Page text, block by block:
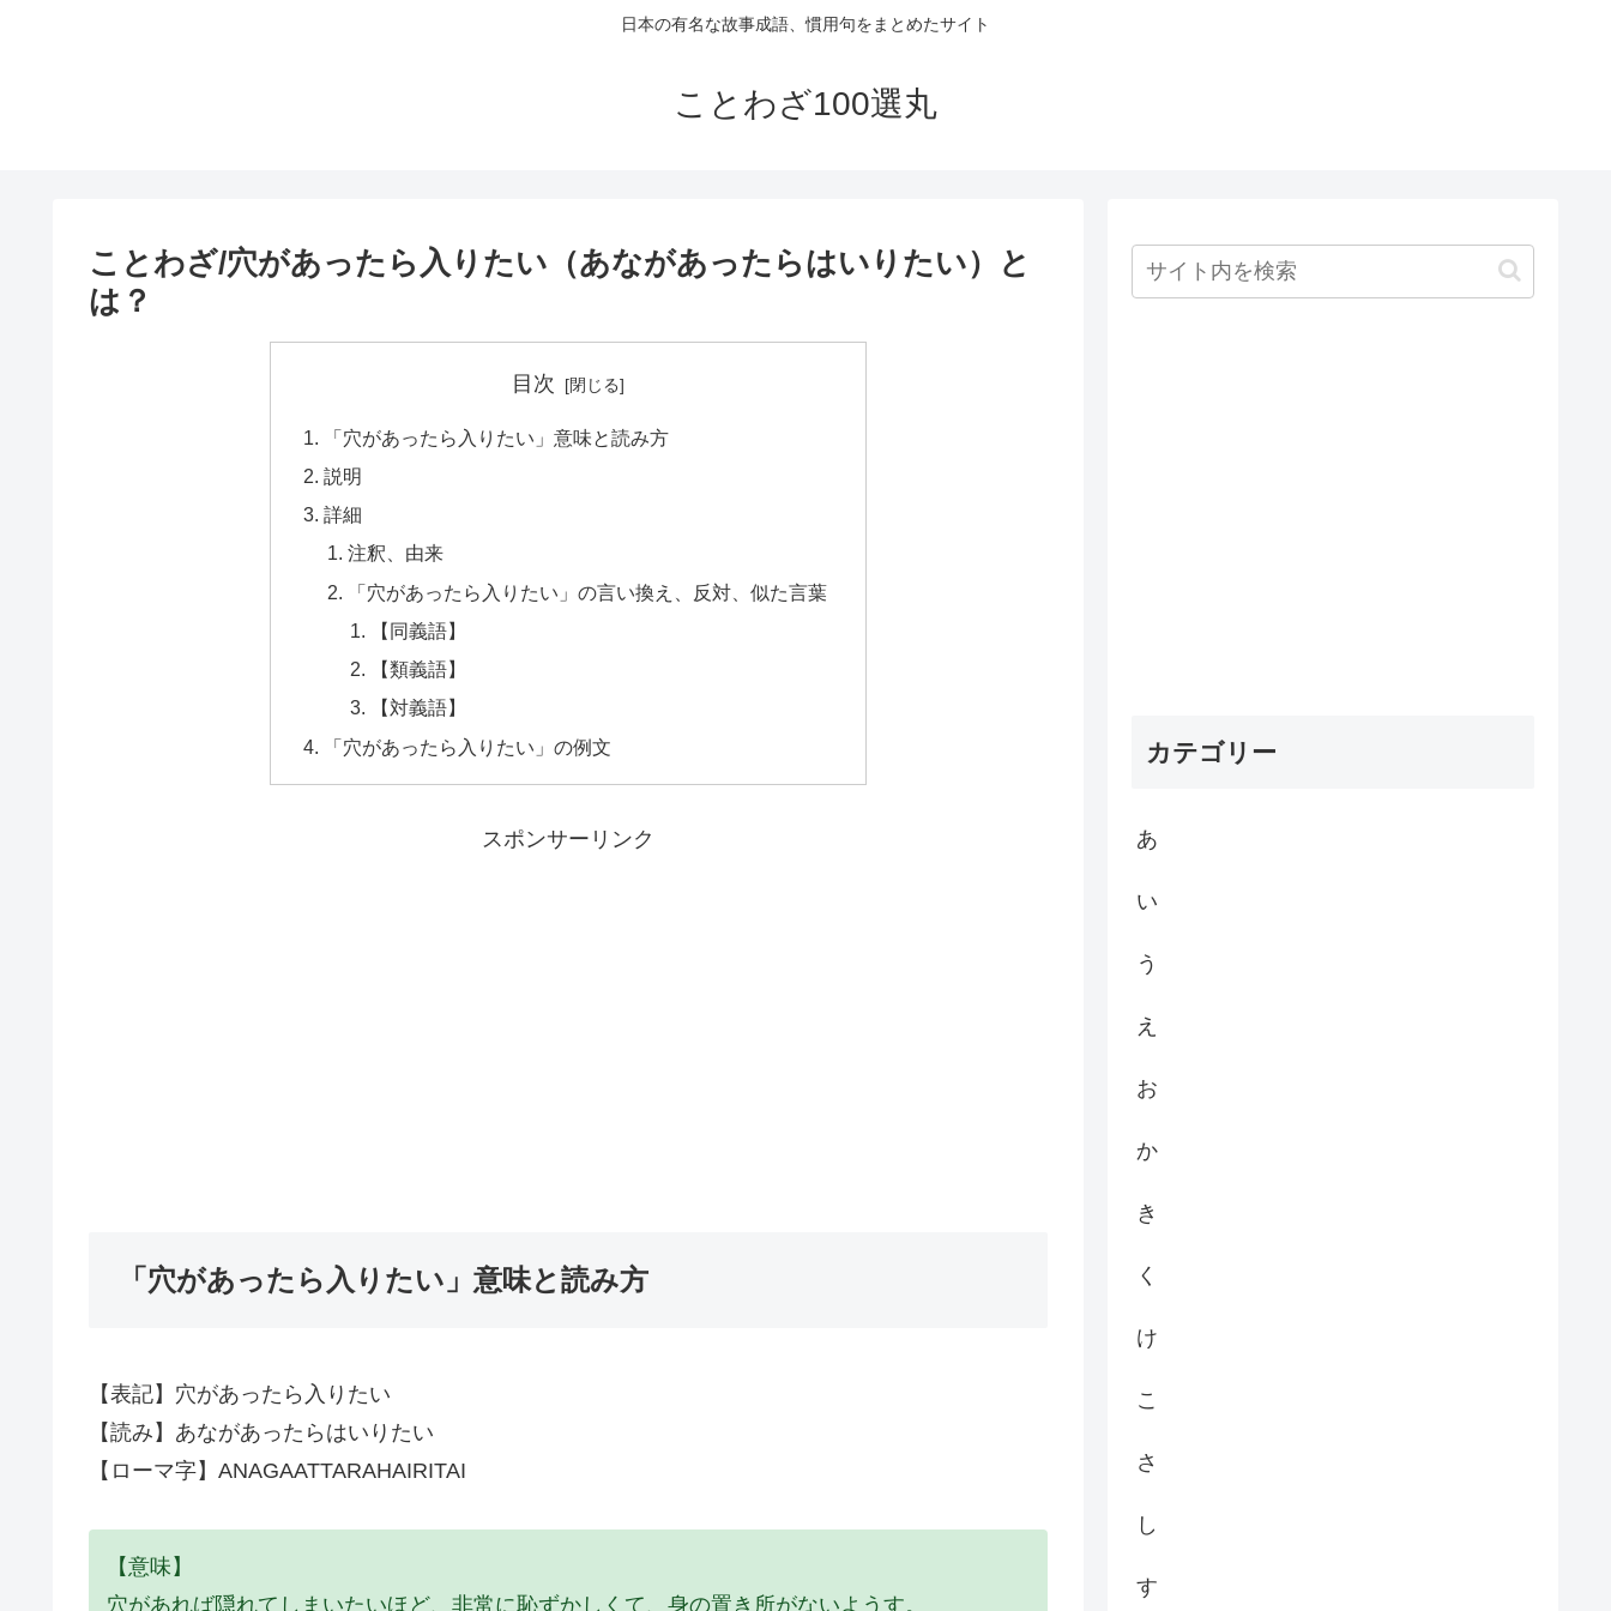
日本の有名な故事成語、慣用句をまとめたサイト
ことわざ100選丸
ことわざ/穴があったら入りたい（あながあったらはいりたい）と
は？
目次
「穴があったら入りたい」意味と読み方
説明
詳細
注釈、由来
「穴があったら入りたい」の言い換え、反対、似た言葉
【同義語】
【類義語】
【対義語】
「穴があったら入りたい」の例文
スポンサーリンク
「穴があったら入りたい」意味と読み方
【表記】穴があったら入りたい
【読み】あながあったらはいりたい
【ローマ字】ANAGAATTARAHAIRITAI
【意味】
穴があれば隠れてしまいたいほど、非常に恥ずかしくて、身の置き所がないようす。
カテゴリー
あ
い
う
え
お
か
き
く
け
こ
さ
し
す